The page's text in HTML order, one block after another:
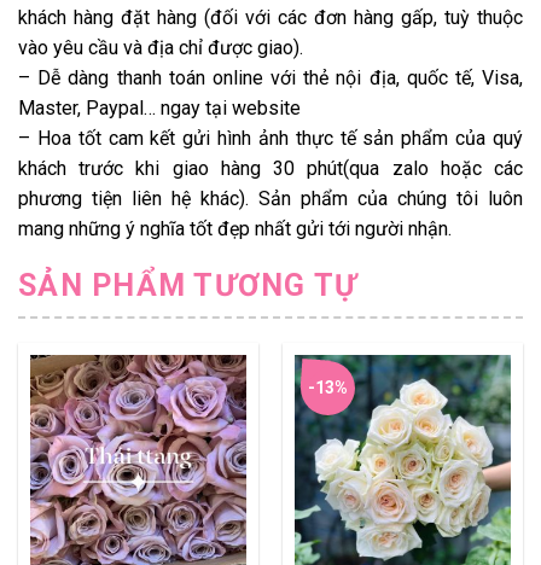
khách hàng đặt hàng (đối với các đơn hàng gấp, tuỳ thuộc
vào yêu cầu và địa chỉ được giao).
– Dễ dàng thanh toán online với thẻ nội địa, quốc tế, Visa,
Master, Paypal… ngay tại website
– Hoa tốt cam kết gửi hình ảnh thực tế sản phẩm của quý
khách trước khi giao hàng 30 phút(qua zalo hoặc các
phương tiện liên hệ khác). Sản phẩm của chúng tôi luôn
mang những ý nghĩa tốt đẹp nhất gửi tới người nhận.
SẢN PHẨM TƯƠNG TỰ
-13%